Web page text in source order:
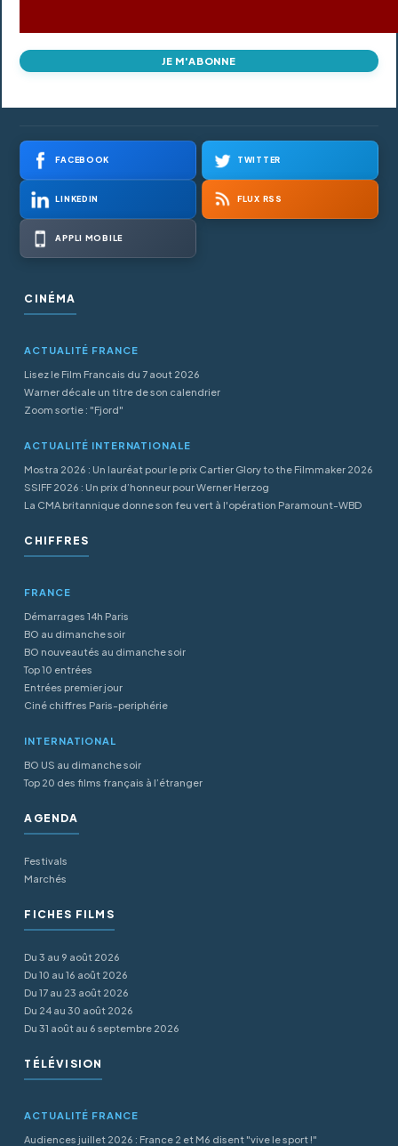
JE M'ABONNE
FACEBOOK TWITTER
LINKEDIN FLUX RSS
APPLI MOBILE
CINÉMA
ACTUALITÉ FRANCE
Lisez le Film Francais du 7 aout 2026
Warner décale un titre de son calendrier
Zoom sortie : "Fjord"
ACTUALITÉ INTERNATIONALE
Mostra 2026 : Un lauréat pour le prix Cartier Glory to the Filmmaker 2026
SSIFF 2026 : Un prix d’honneur pour Werner Herzog
La CMA britannique donne son feu vert à l'opération Paramount-WBD
CHIFFRES
FRANCE
Démarrages 14h Paris
BO au dimanche soir
BO nouveautés au dimanche soir
Top 10 entrées
Entrées premier jour
Ciné chiffres Paris-periphérie
INTERNATIONAL
BO US au dimanche soir
Top 20 des films français à l’étranger
AGENDA
Festivals
Marchés
FICHES FILMS
Du 3 au 9 août 2026
Du 10 au 16 août 2026
Du 17 au 23 août 2026
Du 24 au 30 août 2026
Du 31 août au 6 septembre 2026
TÉLÉVISION
ACTUALITÉ FRANCE
Audiences juillet 2026 : France 2 et M6 disent "vive le sport !"